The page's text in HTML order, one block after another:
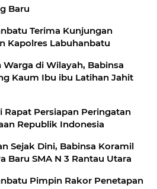
Baru
Terima Kunjungan
Kapolres Labuhanbatu
di Wilayah, Babinsa
Rapat Persiapan Peringatan
Republik Indonesia
Sejak Dini, Babinsa Koramil
Baru SMA N 3 Rantau Utara
Pimpin Rakor Penetapan